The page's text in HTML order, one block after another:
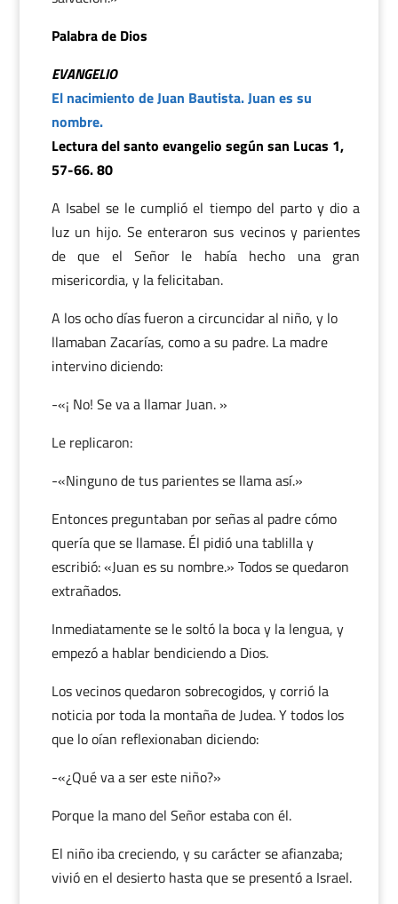
Palabra de Dios
EVANGELIO
El nacimiento de Juan Bautista. Juan es su
nombre.
Lectura del santo evangelio según san Lucas 1,
57-66. 80
A Isabel se le cumplió el tiempo del parto y dio a
luz un hijo. Se enteraron sus vecinos y parientes
de que el Señor le había hecho una gran
misericordia, y la felicitaban.
A los ocho días fueron a circuncidar al niño, y lo
llamaban Zacarías, como a su padre. La madre
intervino diciendo:
-«¡ No! Se va a llamar Juan. »
Le replicaron:
-«Ninguno de tus parientes se llama así.»
Entonces preguntaban por señas al padre cómo
quería que se llamase. Él pidió una tablilla y
escribió: «Juan es su nombre.» Todos se quedaron
extrañados.
Inmediatamente se le soltó la boca y la lengua, y
empezó a hablar bendiciendo a Dios.
Los vecinos quedaron sobrecogidos, y corrió la
noticia por toda la montaña de Judea. Y todos los
que lo oían reflexionaban diciendo:
-«¿Qué va a ser este niño?»
Porque la mano del Señor estaba con él.
El niño iba creciendo, y su carácter se afianzaba;
vivió en el desierto hasta que se presentó a Israel.